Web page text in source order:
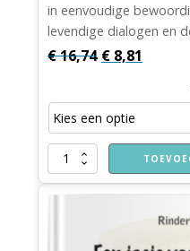
in eenvoudige
levendige dialogen en
€16,74
was:
€ 16,74.
€ 8,81
is:
€
stadsmuzikanten
aantal